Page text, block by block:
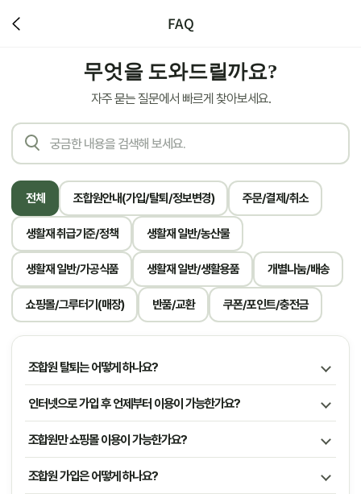
FAQ
무엇을 도와드릴까요?
자주 묻는 질문에서 빠르게 찾아보세요.
전체 조합원안내(가입/탈퇴/정보변경) 주문/결제/취소
생활재 취급기준/정책 생활재 일반/농산물
생활재 일반/가공식품 생활재 일반/생활용품 개별나눔/배송
쇼핑몰/그루터기(매장) 반품/교환 쿠폰/포인트/충전금
조합원 탈퇴는 어떻게 하나요?
인터넷으로 가입 후 언제부터 이용이 가능한가요?
조합원만 쇼핑몰 이용이 가능한가요?
조합원 가입은 어떻게 하나요?